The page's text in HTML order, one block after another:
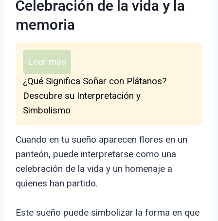
Celebración de la vida y la
memoria
Leer más
¿Qué Significa Soñar con Plátanos?
Descubre su Interpretación y
Simbolismo
Cuando en tu sueño aparecen flores en un
panteón, puede interpretarse como una
celebración de la vida y un homenaje a
quienes han partido.
Este sueño puede simbolizar la forma en que